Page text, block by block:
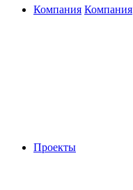
Компания Компания
Проекты